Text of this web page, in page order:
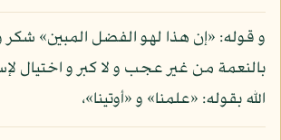
و قوله: «إن هذا لهو الفضل المبين» شكر
بالنعمة من غير عجب و لا كبر و اختيال
الله بقوله: «علمنا» و «أوتينا»،